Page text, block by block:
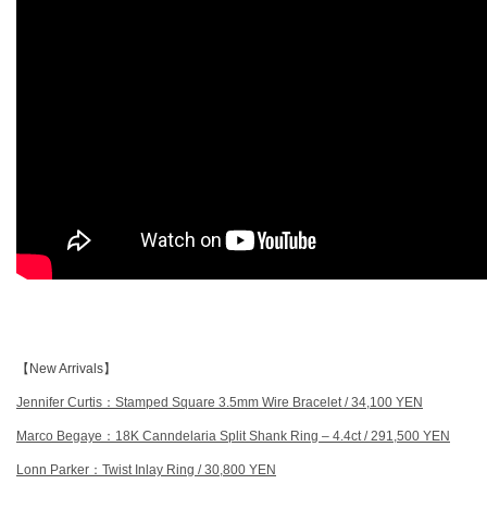
【New Arrivals】
Jennifer Curtis：Stamped Square 3.5mm Wire Bracelet / 34,100 YEN
Marco Begaye：18K Canndelaria Split Shank Ring – 4.4ct / 291,500 YEN
Lonn Parker：Twist Inlay Ring / 30,800 YEN